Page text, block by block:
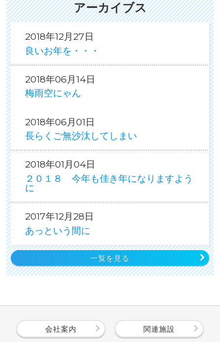
アーカイブス
2018年12月27日
良いお年を・・・
2018年06月14日
梅雨空にゃん
2018年06月01日
長らくご無沙汰してしまい
2018年01月04日
２０１８ 今年も佳き年になりますよう
に
2017年12月28日
あっという間に
一覧を見る
会社案内 関連施設